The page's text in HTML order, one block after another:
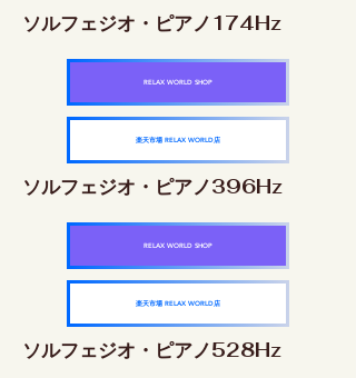
ソルフェジオ・ピアノ174Hz
RELAX WORLD SHOP
楽天市場 RELAX WORLD店
ソルフェジオ・ピアノ396Hz
RELAX WORLD SHOP
楽天市場 RELAX WORLD店
ソルフェジオ・ピアノ528Hz